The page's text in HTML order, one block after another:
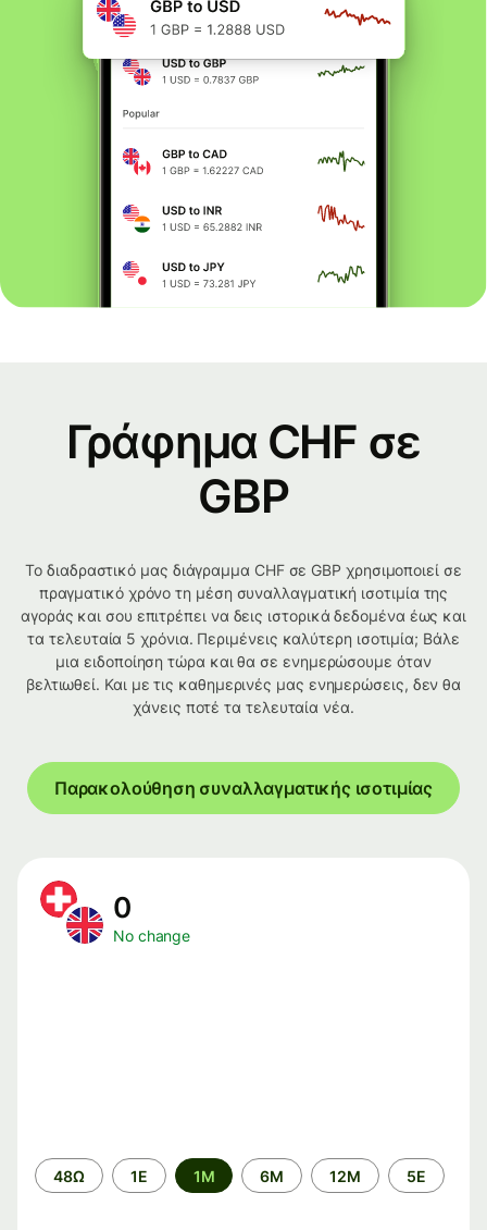
Γράφημα CHF σε
GBP
Το διαδραστικό μας διάγραμμα CHF σε GBP χρησιμοποιεί σε
πραγματικό χρόνο τη μέση συναλλαγματική ισοτιμία της
αγοράς και σου επιτρέπει να δεις ιστορικά δεδομένα έως και
τα τελευταία 5 χρόνια. Περιμένεις καλύτερη ισοτιμία; Βάλε
μια ειδοποίηση τώρα και θα σε ενημερώσουμε όταν
βελτιωθεί. Και με τις καθημερινές μας ενημερώσεις, δεν θα
χάνεις ποτέ τα τελευταία νέα.
Παρακολούθηση συναλλαγματικής ισοτιμίας
0
No change
Time
period
48Ω 1Ε 1M 6M 12M 5Ε